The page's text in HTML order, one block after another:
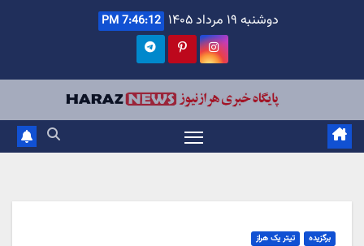
دوشنبه ۱۹ مرداد ۱۴۰۵ 7:46:13 PM
برگزیده تیتر یک هراز